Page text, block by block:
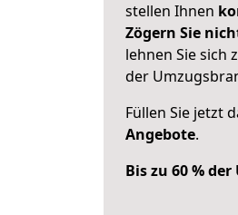
stellen Ihnen
Zögern Sie
lehnen Sie sich
der
Füllen Sie jetzt
Angebote.
Bis zu 60 %